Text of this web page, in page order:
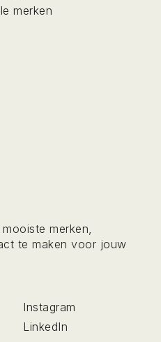
merken
merken,
te maken voor jouw
Instagram
LinkedIn